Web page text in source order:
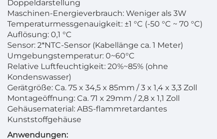
Doppeldarstellung
Maschinen-Energieverbrauch: Weniger als 3W
Temperaturmessgenauigkeit: ±1 °C (-50 °C ~ 70 °C)
Auflösung: 0,1 °C
Sensor: 2*NTC-Sensor (Kabellänge ca. 1 Meter)
Umgebungstemperatur: 0~60°C
Relative Luftfeuchtigkeit: 20%~85% (ohne
Kondenswasser)
Gerätgröße: Ca. 75 x 34,5 x 85mm / 3 x 1,4 x 3,3 Zoll
Montageöffnung: Ca. 71 x 29mm / 2,8 x 1,1 Zoll
Gehäusematerial: ABS-flammretardantes
Kunststoffgehäuse
Anwendungen: